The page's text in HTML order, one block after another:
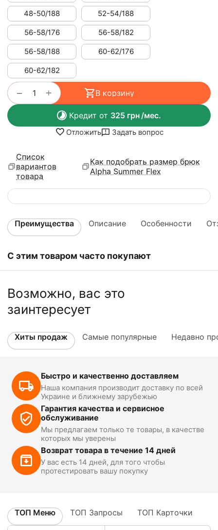
48-50/188 52-54/188
56-58/176 56-58/182
56-58/188 60-62/176
60-62/182
+
− В корзину
Кредит от 325 грн/мес.
Отложить Задать вопрос
Список
вариантов
товара
Как подобрать размер брюк
Alpha Summer Flex
Преимущества Описание Особенности
С этим товаром часто покупают
Возможно, вас это
заинтересует
Хиты продаж Самые популярные Недавно
Быстро и качественно доставляем
Наша компания производит доставку по всей
Украине и ближнему зарубежью
Гарантия качества и сервисное
обслуживание
Мы предлагаем только те товары, в качестве
которых мы уверены
Возврат товара в течение 14 дней
У вас есть 14 дней, для того чтобы
протестировать вашу покупку
ТОП Меню ТОП Запросы ТОП Карточки